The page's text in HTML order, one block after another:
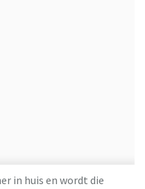
in huis en wordt die